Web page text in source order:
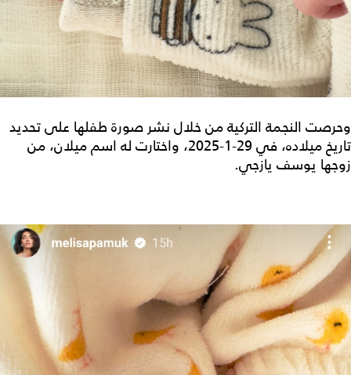
وحرصت النجمة التركية من خلال نشر صورة طفلها على تحديد
تاريخ ميلاده، في 29-1-2025، واختارت له اسم ميلان، من
زوجها يوسف يازجي.